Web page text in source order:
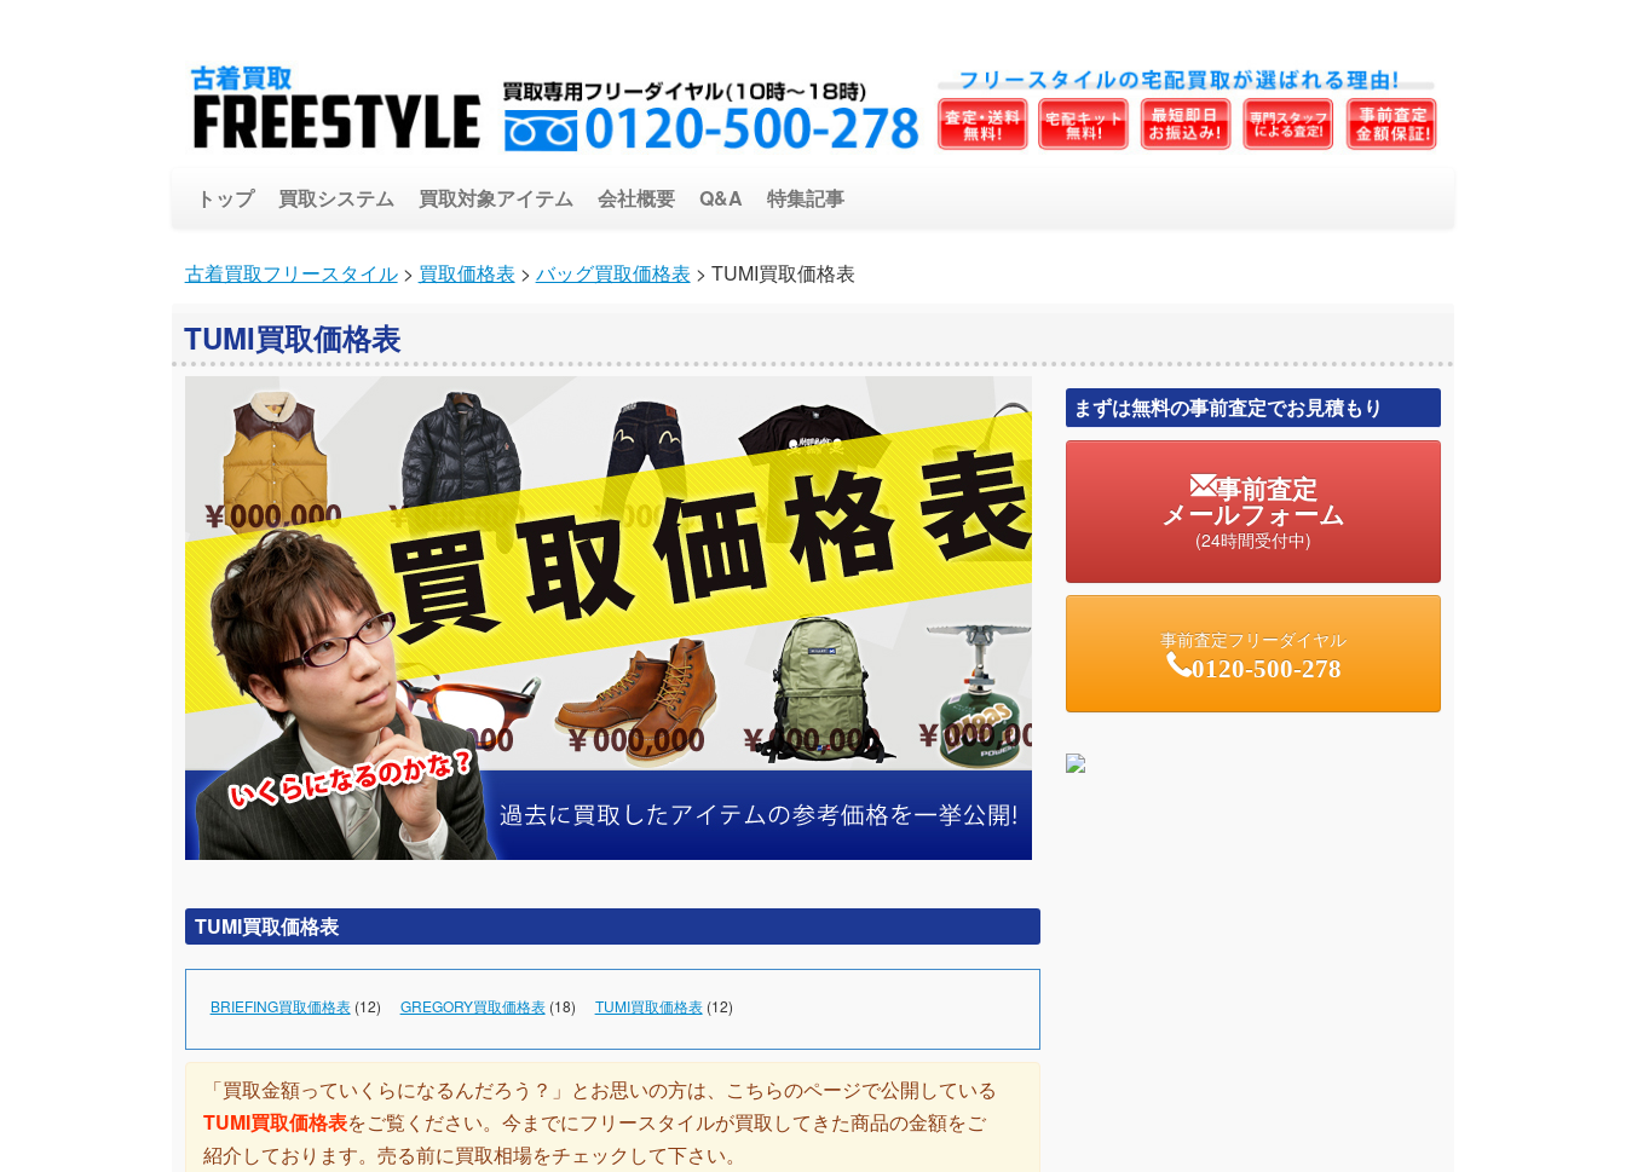
トップ 買取システム 買取対象アイテム 会社概要 Q&A 特集記事
古着買取フリースタイル> 買取価格表 > バッグ買取価格表 > TUMI買取価格表
TUMI買取価格表
TUMI買取価格表
BRIEFING買取価格表 (12) GREGORY買取価格表 (18) TUMI買取価格表 (12)
「買取金額っていくらになるんだろう？」とお思いの方は、こちらのページで公開している
TUMI買取価格表をご覧ください。今までにフリースタイルが買取してきた商品の金額をご
紹介しております。売る前に買取相場をチェックして下さい。
まずは無料の事前査定でお見積もり
事前査定
メールフォーム
(24時間受付中)
事前査定フリーダイヤル
0120-500-278